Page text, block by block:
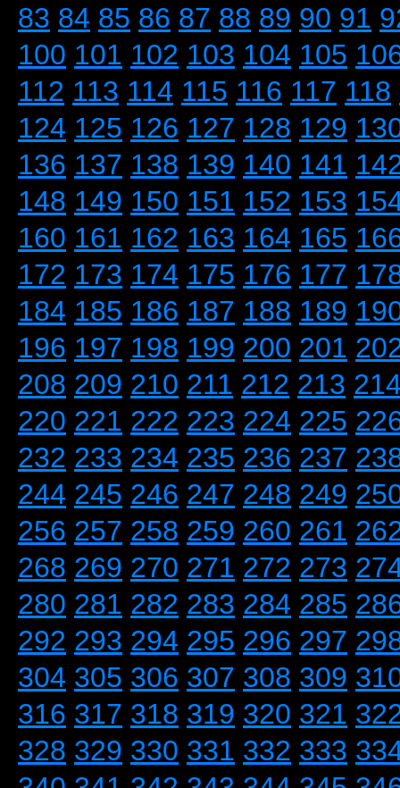
83 84 85 86 87 88 89 90 91
100 101 102 103 104 105
112 113 114 115 116 117 118
124 125 126 127 128 129
136 137 138 139 140 141
148 149 150 151 152 153
160 161 162 163 164 165
172 173 174 175 176 177
184 185 186 187 188 189
196 197 198 199 200 201
208 209 210 211 212 213
220 221 222 223 224 225
232 233 234 235 236 237
244 245 246 247 248 249
256 257 258 259 260 261
268 269 270 271 272 273
280 281 282 283 284 285
292 293 294 295 296 297
304 305 306 307 308 309
316 317 318 319 320 321
328 329 330 331 332 333